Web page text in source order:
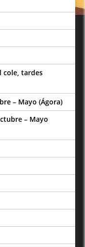
cole, tardes
– Mayo (Ágora)
– Mayo